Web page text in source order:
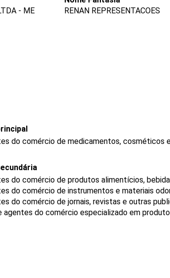
- ME
RENAN REPRESENTACOES
do comércio de medicamentos, cosméticos
do comércio de produtos alimentícios,
do comércio de instrumentos e materiais
do comércio de jornais, revistas e outras
do comércio especializado em